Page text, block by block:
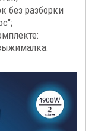
без разборки